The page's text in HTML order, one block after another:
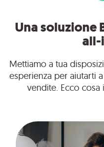
Una soluzione
Mettiamo a tua
esperienza per aiutarti
vendite. Ecco cosa